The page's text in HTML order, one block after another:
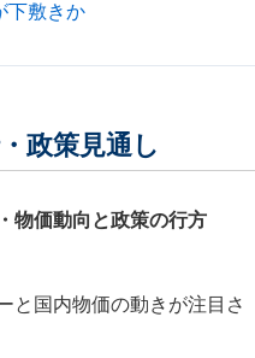
下敷きか
政策見通し
物価動向と政策の行方
と国内物価の動きが注目さ